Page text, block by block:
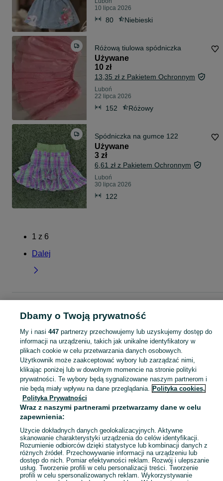
10 lipca 2026
80 Niebieski
Różową tiulowa spódniczka
Używane
10 zł
13,35 zł z Pakietem Ochronnym
Luboń
22 lipca 2026
152 Różowy
Spódniczka na gumce 122
Używane
3 zł
6,61 zł z Pakietem Ochronnym
Luboń
30 lipca 2026
122
1 z 6
Dalej
- Wielkopolskie
Spódniczki - Luboń
KATEGORIA
garnitur dla dziewczynki spodnie dzwony dla dziewczynki strój Zobacz
Mapa kategorii
Mapa miejscowości
Mapa ministron
Popularne wyszukiwania
Dbamy o Twoją prywatność
My i nasi 447partnerzy przechowujemy lub uzyskujemy dostęp do
informacji na urządzeniu, takich jak unikalne identyfikatory w
plikach cookie w celu przetwarzania danych osobowych.
Użytkownik może zaakceptować wybory lub zarządzać nimi,
klikając poniżej lub w dowolnym momencie na stronie polityki
prywatności. Te wybory będą sygnalizowane naszym partnerom i
nie będą miały wpływu na dane przeglądania. Polityka cookies,
Polityka Prywatności
Wraz z naszymi partnerami przetwarzamy dane w celu
zapewnienia:
Użycie dokładnych danych geolokalizacyjnych. Aktywne
skanowanie charakterystyki urządzenia do celów identyfikacji.
Rozumienie odbiorców dzięki statystyce lub kombinacji danych z
różnych źródeł. Przechowywanie informacji na urządzeniu lub
dostęp do nich. Pomiar efektywności reklam. Rozwój i ulepszanie
usług. Tworzenie profili w celu personalizacji treści. Tworzenie
profili w celu spersonalizowanych reklam. Wykorzystywanie